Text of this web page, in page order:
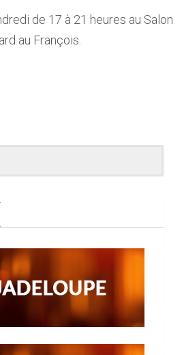
de 17 à 21 heures au Salon
au François.